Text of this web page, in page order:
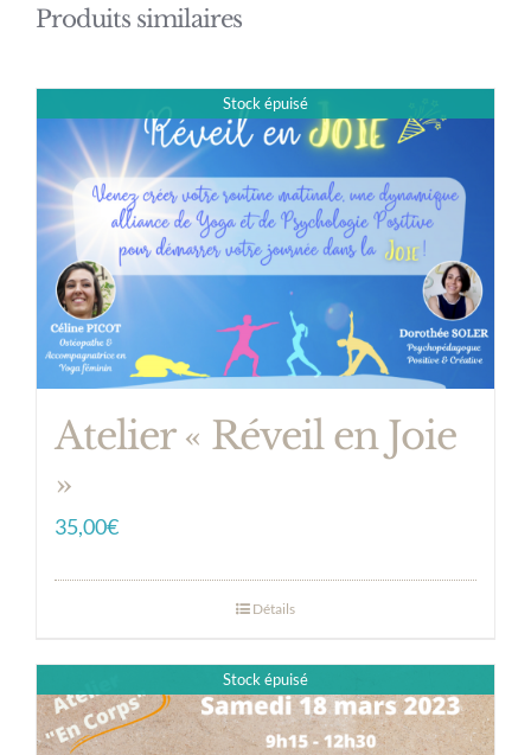
Produits similaires
Stock épuisé
Atelier « Réveil en Joie
»
35,00€
Détails
Stock épuisé